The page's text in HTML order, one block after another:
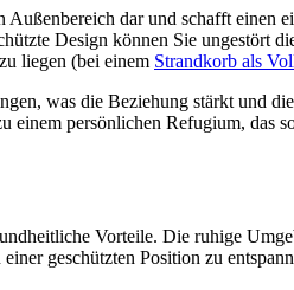
dar und schafft
Design können Sie
liegen (bei einem Strandkorb als
was die Beziehung stärkt und
einem persönlichen Refugium,
Vorteile. Die ruhige
geschützten Position zu